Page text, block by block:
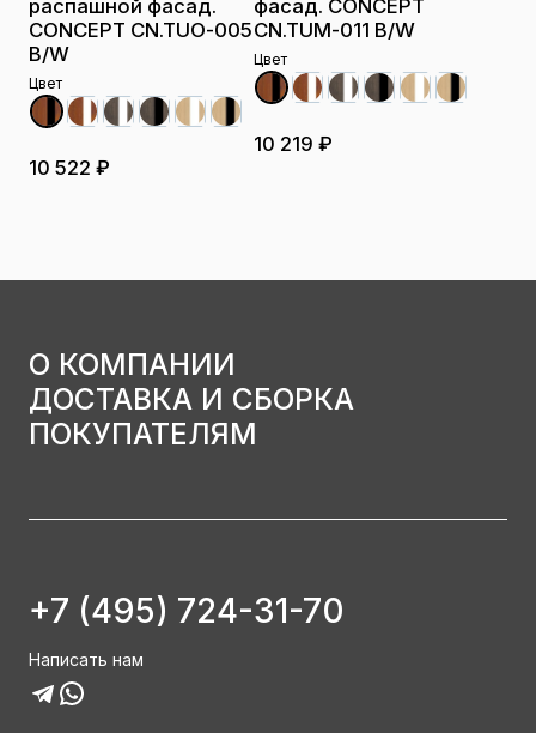
распашной фасад.
CONCEPT CN.TUO-005
B/W
Цвет
10 522 ₽
фасад. CONCEPT
CN.TUM-011 B/W
Цвет
10 219 ₽
О КОМПАНИИ
ДОСТАВКА И СБОРКА
ПОКУПАТЕЛЯМ
+7 (495) 724-31-70
Написать нам